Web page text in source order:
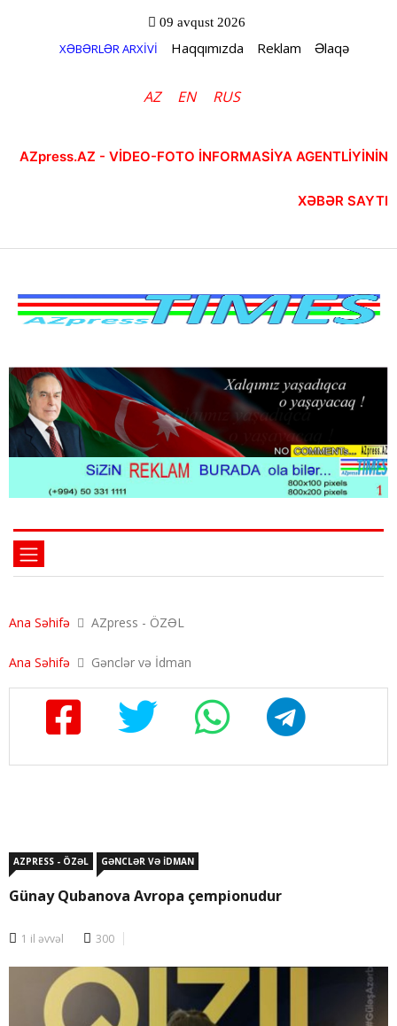
09 avqust 2026
XƏBƏRLƏR ARXİVİ Haqqımızda Reklam Əlaqə
AZ EN RUS
AZpress.AZ - VİDEO-FOTO İNFORMASİYA AGENTLİYİNİN
XƏBƏR SAYTI
Ana Səhifə AZpress - ÖZƏL
Ana Səhifə Gənclər və İdman
AZPRESS - ÖZƏL GƏNCLƏR VƏ İDMAN
Günay Qubanova Avropa çempionudur
1 il əvvəl 300